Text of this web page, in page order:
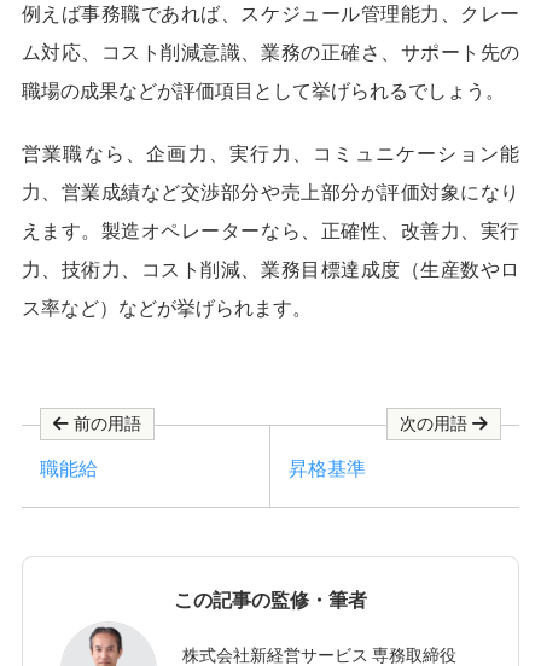
例えば事務職であれば、スケジュール管理能力、クレー
ム対応、コスト削減意識、業務の正確さ、サポート先の
職場の成果などが評価項目として挙げられるでしょう。
営業職なら、企画力、実行力、コミュニケーション能
力、営業成績など交渉部分や売上部分が評価対象になり
えます。製造オペレーターなら、正確性、改善力、実行
力、技術力、コスト削減、業務目標達成度（生産数やロ
ス率など）などが挙げられます。
前の用語
職能給
次の用語
昇格基準
この記事の監修・筆者
株式会社新経営サービス 専務取締役